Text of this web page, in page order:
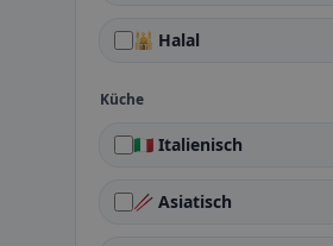
🕌 Halal
Küche
🇮🇹 Italienisch
🥢 Asiatisch